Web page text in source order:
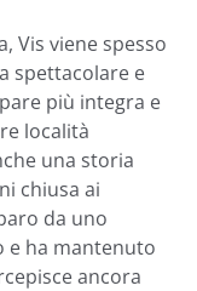
Vis viene spesso
spettacolare e
più integra e
località
una storia
chiusa ai
da uno
e ha mantenuto
ancora